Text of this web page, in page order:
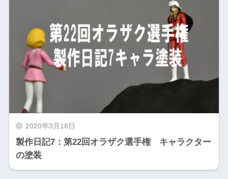
2020年3月18日
製作日記7：第22回オラザク選手権 キャラクター
の塗装